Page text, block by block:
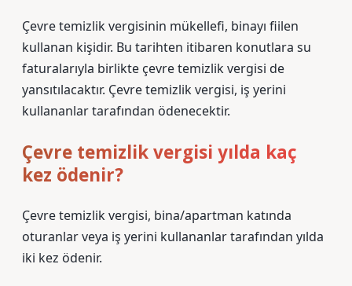
Çevre temizlik vergisinin mükellefi, binayı fiilen
kullanan kişidir. Bu tarihten itibaren konutlara su
faturalarıyla birlikte çevre temizlik vergisi de
yansıtılacaktır. Çevre temizlik vergisi, iş yerini
kullananlar tarafından ödenecektir.
Çevre temizlik vergisi yılda kaç
kez ödenir?
Çevre temizlik vergisi, bina/apartman katında
oturanlar veya iş yerini kullananlar tarafından yılda
iki kez ödenir.